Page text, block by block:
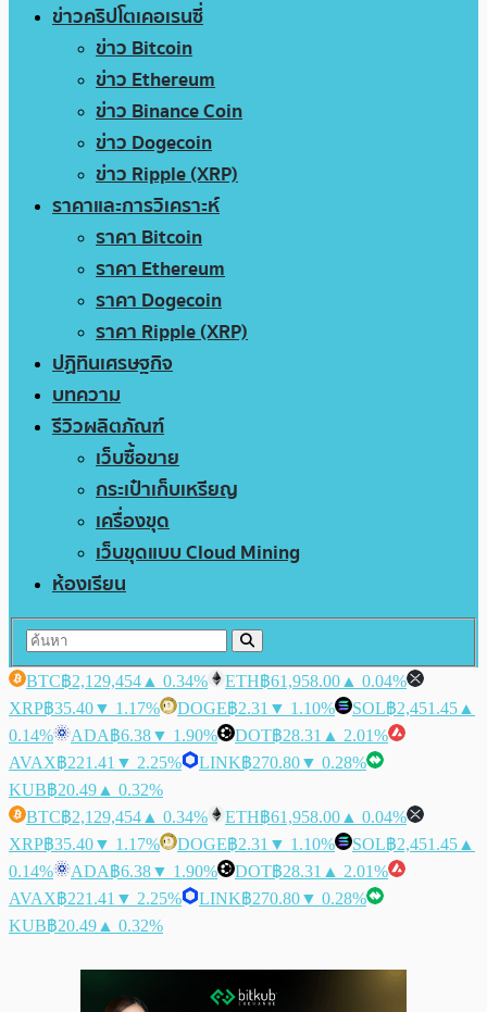
ข่าวคริปโตเคอเรนซี่
ข่าว Bitcoin
ข่าว Ethereum
ข่าว Binance Coin
ข่าว Dogecoin
ข่าว Ripple (XRP)
ราคาและการวิเคราะห์
ราคา Bitcoin
ราคา Ethereum
ราคา Dogecoin
ราคา Ripple (XRP)
ปฏิทินเศรษฐกิจ
บทความ
รีวิวผลิตภัณฑ์
เว็บซื้อขาย
กระเป๋าเก็บเหรียญ
เครื่องขุด
เว็บขุดแบบ Cloud Mining
ห้องเรียน
BTC฿2,129,454 ▲ 0.34% ETH฿61,958.00 ▲ 0.04%
XRP฿35.40▼ 1.17% DOGE฿2.31 ▼ 1.10% SOL฿2,451.45 ▲
0.14%
ADA฿6.38▼ 1.90% DOT฿28.31 ▲ 2.01%
AVAX฿221.41 ▼ 2.25% LINK฿270.80▼ 0.28%
KUB฿20.49 ▲ 0.32%
BTC฿2,129,454 ▲ 0.34% ETH฿61,958.00 ▲ 0.04%
XRP฿35.40▼ 1.17% DOGE฿2.31 ▼ 1.10% SOL฿2,451.45 ▲
0.14%
ADA฿6.38▼ 1.90% DOT฿28.31 ▲ 2.01%
AVAX฿221.41 ▼ 2.25% LINK฿270.80▼ 0.28%
KUB฿20.49 ▲ 0.32%